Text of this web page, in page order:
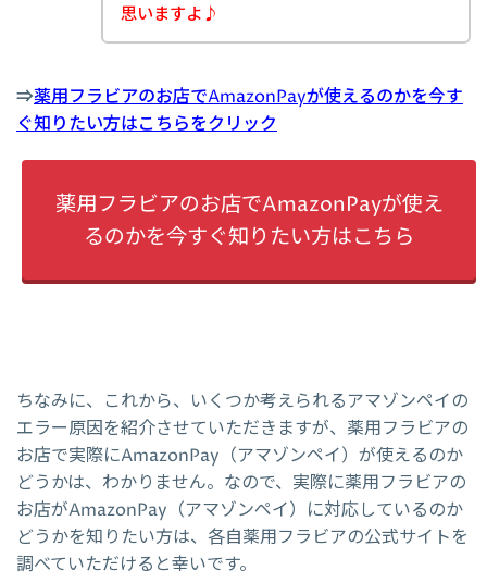
思いますよ♪
⇒薬用フラビアのお店でAmazonPayが使えるのかを今す
ぐ知りたい方はこちらをクリック
薬用フラビアのお店でAmazonPayが使え
るのかを今すぐ知りたい方はこちら
ちなみに、これから、いくつか考えられるアマゾンペイの
エラー原因を紹介させていただきますが、薬用フラビアの
お店で実際にAmazonPay（アマゾンペイ）が使えるのか
どうかは、わかりません。なので、実際に薬用フラビアの
お店がAmazonPay（アマゾンペイ）に対応しているのか
どうかを知りたい方は、各自薬用フラビアの公式サイトを
調べていただけると幸いです。